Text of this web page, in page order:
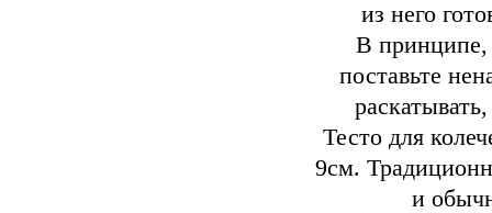
из него
В принципе,
поставьте
Тесто для
9см.
и